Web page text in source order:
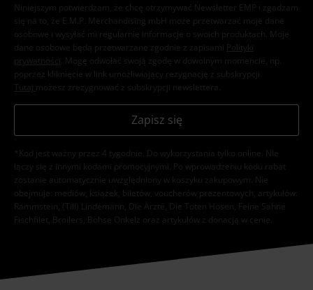
Niniejszym potwierdzam, że chcę otrzymywać Newsletter EMP i zgadzam
się na to, że E.M.P. Merchandising mbH może przetwarzać moje dane
osobowe i wysyłać mi regularnie informacje o swoich produktach. Moje
dane osobowe będą przetwarzane zgodnie z zapisami
Polityki
prywatności . Mogę odwołać swoją zgodę w dowolnym momencie, np.
poprzez kliknięcie w link umożliwiający rezygnację z subskrypcji.
Tutaj możesz zrezygnować z subskrypcji newslettera.
Zapisz się
*Kod jest ważny przez 4 tygodnie. Do wykorzystania tylko online. NIe
łączy się z innymi kodami promocyjnymi. Po wprowadzeniu kodu rabat
zostanie automatycznie uwzględniony w koszyku zakupowym. Nie
obejmuje: mediów, książek, biletów, voucherów prezentowych, artykułów:
Rammstein, (Till) Lindemann, Die Ärzte, Die Toten Hosen, Feine Sahne
Fischfilet, Broilers, Böhse Onkelz oraz artykułów z donacją w cenie.